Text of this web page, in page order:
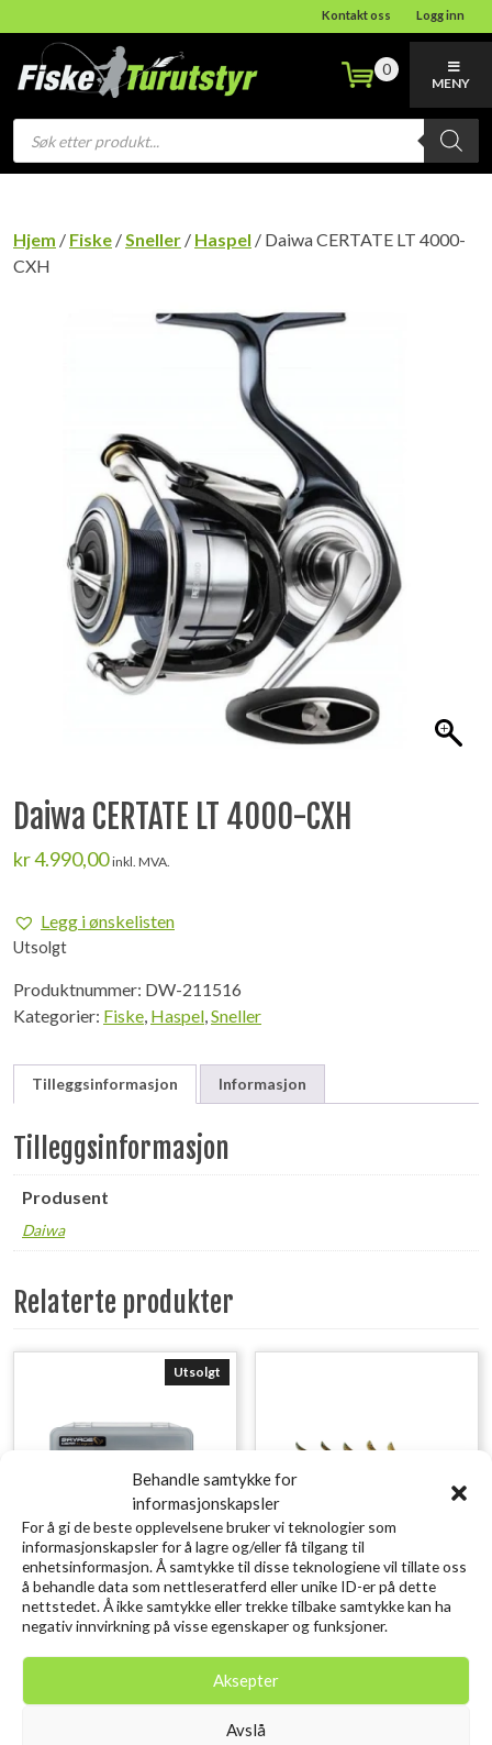
Behandle samtykke for
informasjonskapsler
For å gi de beste opplevelsene bruker vi teknologier som
informasjonskapsler for å lagre og/eller få tilgang til
enhetsinformasjon. Å samtykke til disse teknologiene vil tillate oss
å behandle data som nettleseratferd eller unike ID-er på dette
nettstedet. Å ikke samtykke eller trekke tilbake samtykke kan ha
negativ innvirkning på visse egenskaper og funksjoner.
Aksepter
Avslå
Kontakt oss Logg inn
Products
search
0
MENY
Hjem / Fiske /Sneller / Haspel / Daiwa CERTATE LT 4000-
CXH
Daiwa CERTATE LT 4000-CXH
kr4.990,00 inkl. MVA.
Legg i ønskelisten
Utsolgt
Produktnummer: DW-211516
Kategorier: Fiske, Haspel,Sneller
Tilleggsinformasjon Informasjon
Tilleggsinformasjon
Produsent
Daiwa
Relaterte produkter
Utsolgt
SAVAGE GEAR Lurebox 3A
Smoke 18.6X10.3X3.4CM
kr79,00inkl. MVA.
SAVAGE GEAR Craft
Crawler 8.5CM 2.3G
Motoroil UV 8PCS